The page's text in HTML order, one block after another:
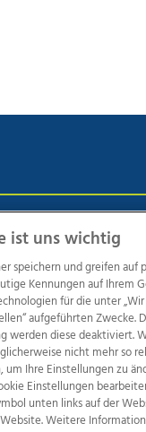
Kontakt
OÖNow Ischler
ist uns wichtig
speichern und greifen auf
Kennungen auf Ihrem
für die unter
aufgeführten Zwecke.
werden diese deaktiviert.
nicht mehr so
Ihre Einstellungen zu
Einstellungen
unten links auf der
Weitere